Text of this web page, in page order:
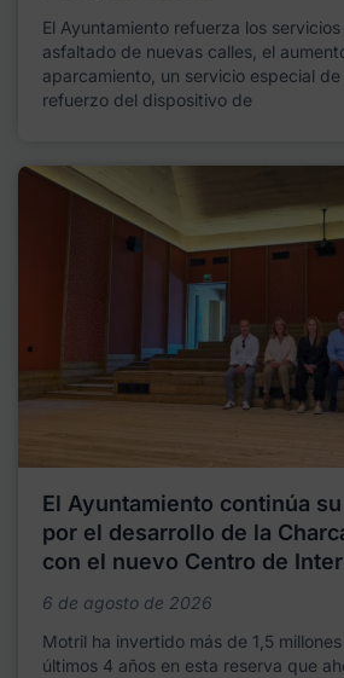
El Ayuntamiento refuerza los
asfaltado de nuevas calles, el
aparcamiento, un servicio especial
refuerzo del dispositivo de
El Ayuntamiento continúa
por el desarrollo de la
con el nuevo Centro de
6 de agosto de 2026
Motril ha invertido más de 1,5
últimos 4 años en esta reserva que